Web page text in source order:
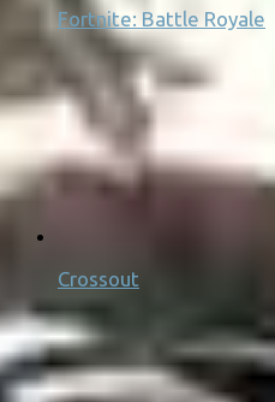
Fortnite: Battle Royale
Crossout